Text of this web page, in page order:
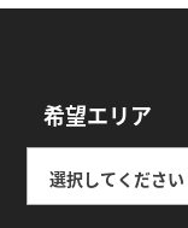
希望エリア